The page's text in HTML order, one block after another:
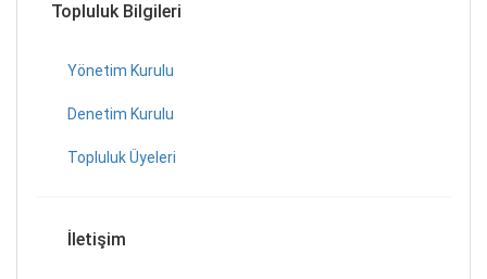
Topluluk Bilgileri
Yönetim Kurulu
Denetim Kurulu
Topluluk Üyeleri
İletişim